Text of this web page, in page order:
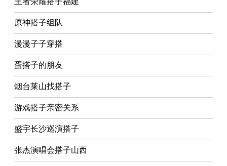
原神搭子组队
漫漫子子穿搭
蛋搭子的朋友
烟台莱山找搭子
游戏搭子亲密关系
盛宇长沙巡演搭子
张杰演唱会搭子山西